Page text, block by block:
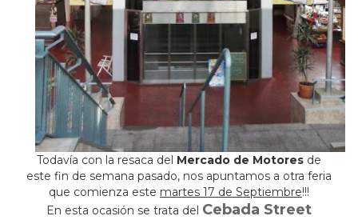
Todavía con la resaca del Mercado de Motores de
este fin de semana pasado, nos apuntamos a otra feria
que comienza este martes 17 de Septiembre!!!
En esta ocasión se trata del Cebada Street